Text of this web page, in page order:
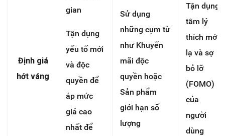
Định giá
hớt váng
gian
Tận dụng
yếu tố mới
và độc
quyền để
áp mức
giá cao
nhất để
Sử dụng
những cụm từ
như Khuyến
mãi độc
quyền hoặc
Sản phẩm
giới hạn số
lượng
Tận dụng
tâm lý
thích mới
lạ và sợ
bỏ lỡ
(FOMO)
của
người
dùng